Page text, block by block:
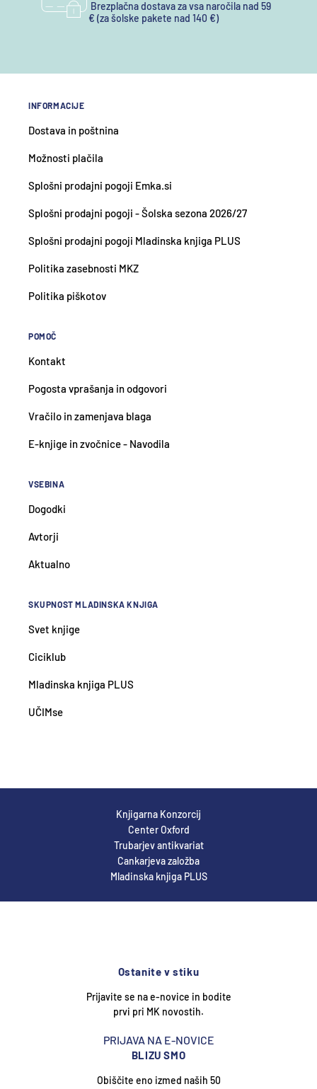
Brezplačna dostava za vsa naročila nad 59
€ (za šolske pakete nad 140 €)
INFORMACIJE
Dostava in poštnina
Možnosti plačila
Splošni prodajni pogoji Emka.si
Splošni prodajni pogoji - Šolska sezona 2026/27
Splošni prodajni pogoji Mladinska knjiga PLUS
Politika zasebnosti MKZ
Politika piškotov
POMOČ
Kontakt
Pogosta vprašanja in odgovori
Vračilo in zamenjava blaga
E-knjige in zvočnice - Navodila
VSEBINA
Dogodki
Avtorji
Aktualno
SKUPNOST MLADINSKA KNJIGA
Svet knjige
Ciciklub
Mladinska knjiga PLUS
UČIMse
Knjigarna Konzorcij
Center Oxford
Trubarjev antikvariat
Cankarjeva založba
Mladinska knjiga PLUS
Ostanite v stiku
Prijavite se na e-novice in bodite
prvi pri MK novostih.
PRIJAVA NA E-NOVICE
BLIZU SMO
Obiščite eno izmed naših 50